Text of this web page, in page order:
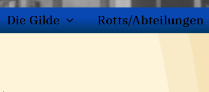
Die Gilde Rotts/Abteilungen